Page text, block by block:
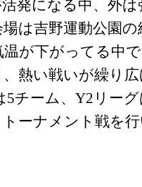
発になる中、外
場は吉野運動公園
が下がってる中
熱い戦いが繰り
5チーム、Y2リー
トーナメント戦を